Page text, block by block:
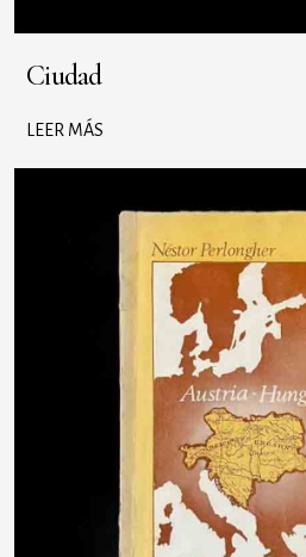
Ciudad
LEER MÁS